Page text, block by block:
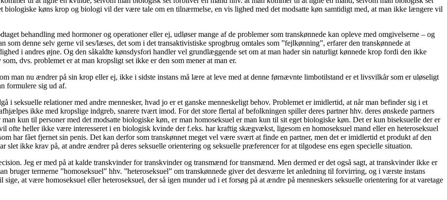
køns krop og biologi vil der være tale om en tilnærmelse, en vis lighed med det modsatte køn samtidigt med, at man ikke længere vil
behandling med hormoner og operationer eller ej, udløser mange af de problemer som transkønnede kan opleve med omgivelserne – og
som denne selv gerne vil ses/læses, det som i det transaktivistiske sprogbrug omtales som ”fejlkønning”, erfarer den transkønnede at
i andres øjne. Og den såkaldte kønsdysfori handler vel grundlæggende set om at man hader sin naturligt kønnede krop fordi den ikke
dvs. problemet er at man kropsligt set ikke er den som mener at man er.
man nu ændrer på sin krop eller ej, ikke i sidste instans må lære at leve med at denne førnævnte limbotilstand er et livsvilkår som er uløseligt
formulere sig ud af.
i seksuelle relationer med andre mennesker, hvad jo er et ganske menneskeligt behov. Problemet er imidlertid, at når man befinder sig i et
ikke med kropslige indgreb, snarere tvært imod. For det store flertal af befolkningen spiller deres partner hhv. deres ønskede partners
kun til personer med det modsatte biologiske køn, er man homoseksuel er man kun til sit eget biologiske køn. Det er kun biseksuelle der er
ofte heller ikke være interesseret i en biologisk kvinde der f.eks. har kraftig skægvækst, ligesom en homoseksuel mand eller en heteroseksuel
har fået fjernet sin penis. Det kan derfor som transkønnet meget vel være svært at finde en partner, men det er imidlertid et produkt af den
ikke krav på, at andre ændrer på deres seksuelle orientering og seksuelle præferencer for at tilgodese ens egen specielle situation.
Jeg er med på at kalde transkvinder for transkvinder og transmænd for transmænd. Men dermed er det også sagt, at transkvinder ikke er
termerne ”homoseksuel” hhv. ”heteroseksuel” om transkønnede giver det desværre let anledning til forvirring, og i værste instans
at være homoseksuel eller heteroseksuel, der så igen munder ud i et forsøg på at ændre på menneskers seksuelle orientering for at varetage